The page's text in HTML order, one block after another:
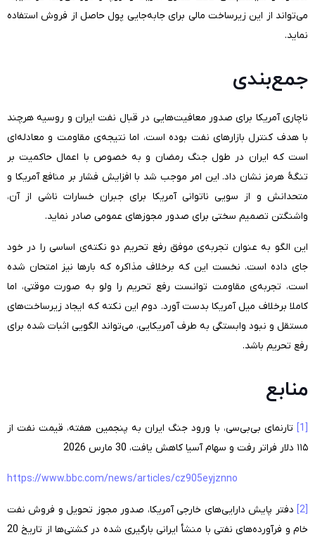
می‌تواند از این زیرساخت مالی برای جابه‌جایی پول حاصل از فروش استفاده
نماید.
جمع‌بندی
ناچاری آمریکا برای صدور معافیت‌هایی در قبال نفت ایران و روسیه هرچند
با هدف کنترل بازارهای نفت بوده است، اما نتیجه‌ی مقاومت و معادله‌ای
است که ایران در طول جنگ رمضان و به خصوص با اعمال حاکمیت بر
تنگۀ هرمز نشان داد. این امر موجب شد با افزایش فشار بر منافع آمریکا و
متحدانش و از سویی ناتوانی آمریکا برای جبران خسارات ناشی از آن،
واشنگتن تصمیم سختی برای صدور مجوزهای عمومی صادر نماید.
این الگو به عنوان تجربه‌ی موفق رفع تحریم دو نکته‌ی اساسی را در خود
جای داده است. نخست این که برخلاف مذاکره که بارها نیز امتحان شده
است، تجربه‌ی مقاومت توانست رفع تحریم را ولو به صورت موقتی، اما
کاملا برخلاف میل آمریکا بدست آورد. دوم این نکته که ایجاد زیرساخت‌های
مستقل و نبود وابستگی به طرف آمریکایی، می‌تواند الگویی اثبات شده برای
رفع تحریم باشد.
منابع
[1]
تارنمای بی‌بی‌سی، با ورود جنگ ایران به پنجمین هفته، قیمت نفت از
۱۱۵ دلار فراتر رفت و سهام آسیا کاهش یافت، 30 مارس 2026
https://www.bbc.com/news/articles/cz905eyjznno
[2]
دفتر پایش دارایی‌های خارجی آمریکا، صدور مجوز تحویل و فروش نفت
خام و فرآورده‌های نفتی با منشأ ایرانی بارگیری شده در کشتی‌ها از تاریخ 20